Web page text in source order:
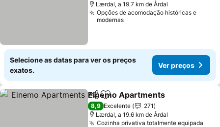
Lærdal, a 19.7 km de Årdal
Opções de acomodação históricas e
modernas
Selecione as datas para ver os preços
exatos.
Ver preços
PartilharAdicionar aos favoritos
Einemo Apartments
8,9 Excelente
271
Lærdal, a 19.6 km de Årdal
Cozinha privativa totalmente equipada